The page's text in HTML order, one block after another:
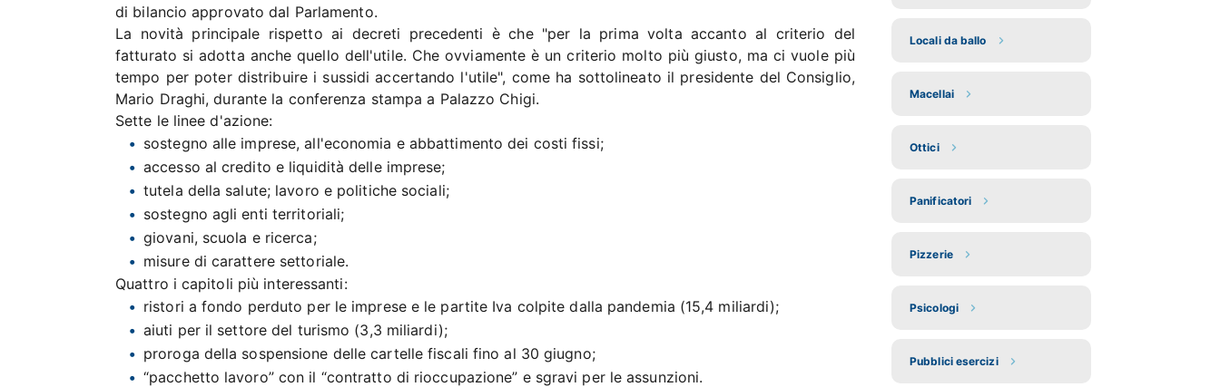
di bilancio approvato dal Parlamento.
La novità principale rispetto ai decreti precedenti è che "per la prima volta accanto al criterio del
fatturato si adotta anche quello dell'utile. Che ovviamente è un criterio molto più giusto, ma ci vuole più
tempo per poter distribuire i sussidi accertando l'utile", come ha sottolineato il presidente del Consiglio,
Mario Draghi, durante la conferenza stampa a Palazzo Chigi.
Sette le linee d'azione:
sostegno alle imprese, all'economia e abbattimento dei costi fissi;
accesso al credito e liquidità delle imprese;
tutela della salute; lavoro e politiche sociali;
sostegno agli enti territoriali;
giovani, scuola e ricerca;
misure di carattere settoriale.
Quattro i capitoli più interessanti:
ristori a fondo perduto per le imprese e le partite Iva colpite dalla pandemia (15,4 miliardi);
aiuti per il settore del turismo (3,3 miliardi);
proroga della sospensione delle cartelle fiscali fino al 30 giugno;
“pacchetto lavoro” con il “contratto di rioccupazione” e sgravi per le assunzioni.
Locali da ballo
Macellai
Ottici
Panificatori
Pizzerie
Psicologi
Pubblici esercizi